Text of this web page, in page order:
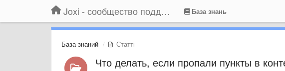
Joxi - сообщество поддержки База знань
База знаний Статті
Что делать, если пропали пункты в